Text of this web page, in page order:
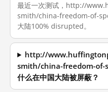
最近一次测试，http://
smith/china-freedom-of-
大陆100% disrupted。
http://
smith/china-freedom-of-
什么在中国大陆被屏蔽？